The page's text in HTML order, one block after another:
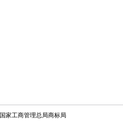
国家工商管理总局商标局